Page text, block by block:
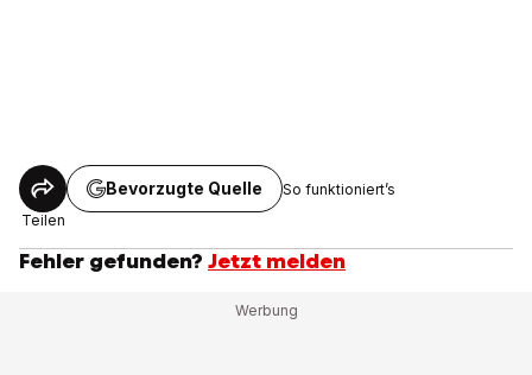
Teilen
Bevorzugte Quelle So funktioniert’s
Fehler gefunden? Jetzt melden